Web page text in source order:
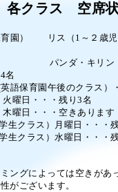
各クラス 空席
育園） リス（1～２歳児
キリン（3
名
語保育園午後のクラス）
曜日・・・残り3名
曜日・・・空きあります
生クラス）月曜日・・・
生クラス）水曜日・・・
ングによっては空きがあ
がございます。